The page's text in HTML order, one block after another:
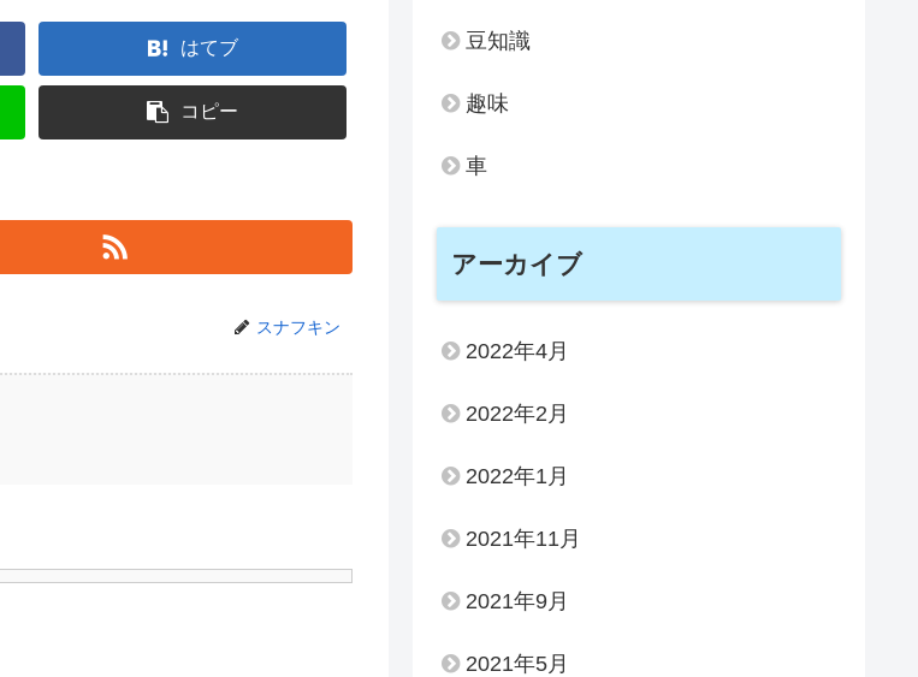
はてブ
コピー
スナフキン
豆知識
趣味
車
アーカイブ
2022年4月
2022年2月
2022年1月
2021年11月
2021年9月
2021年5月